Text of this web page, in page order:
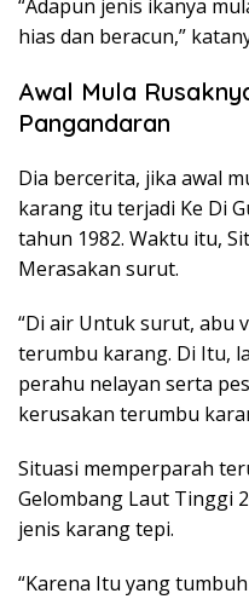
“Adapun jenis ikanya
hias dan beracun,”
Awal Mula
Pangandaran
Dia bercerita, jika awal
karang itu terjadi Ke Di
tahun 1982. Waktu itu,
Merasakan surut.
“Di air Untuk surut, abu
terumbu karang. Di Itu,
perahu nelayan serta
kerusakan terumbu
Situasi memperparah
Gelombang Laut Tinggi
jenis karang tepi.
“Karena Itu yang